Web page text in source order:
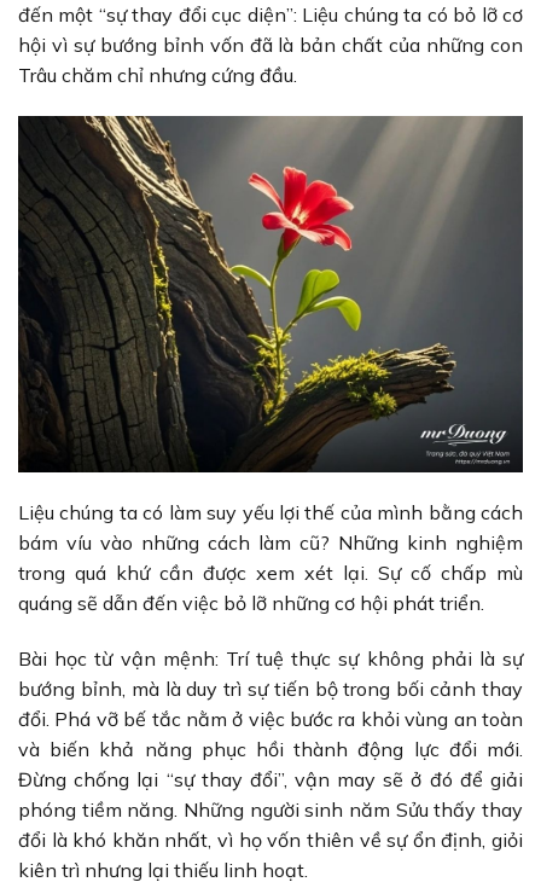
đến một “sự thay đổi cục diện”: Liệu chúng ta có bỏ lỡ cơ
hội vì sự bướng bỉnh vốn đã là bản chất của những con
Trâu chăm chỉ nhưng cứng đầu.
Liệu chúng ta có làm suy yếu lợi thế của mình bằng cách
bám víu vào những cách làm cũ? Những kinh nghiệm
trong quá khứ cần được xem xét lại. Sự cố chấp mù
quáng sẽ dẫn đến việc bỏ lỡ những cơ hội phát triển.
Bài học từ vận mệnh: Trí tuệ thực sự không phải là sự
bướng bỉnh, mà là duy trì sự tiến bộ trong bối cảnh thay
đổi. Phá vỡ bế tắc nằm ở việc bước ra khỏi vùng an toàn
và biến khả năng phục hồi thành động lực đổi mới.
Đừng chống lại “sự thay đổi”, vận may sẽ ở đó để giải
phóng tiềm năng. Những người sinh năm Sửu thấy thay
đổi là khó khăn nhất, vì họ vốn thiên về sự ổn định, giỏi
kiên trì nhưng lại thiếu linh hoạt.